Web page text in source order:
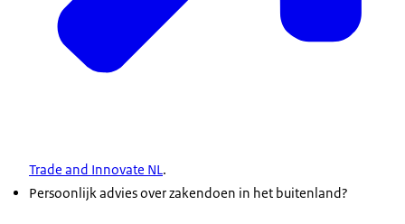
Trade and Innovate NL.
Persoonlijk advies over zakendoen in het buitenland?